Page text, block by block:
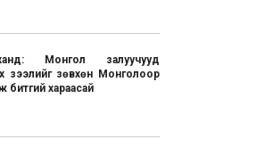
Монгол залуучууд
зээлийг зөвхөн Монголоор
битгий хараасай